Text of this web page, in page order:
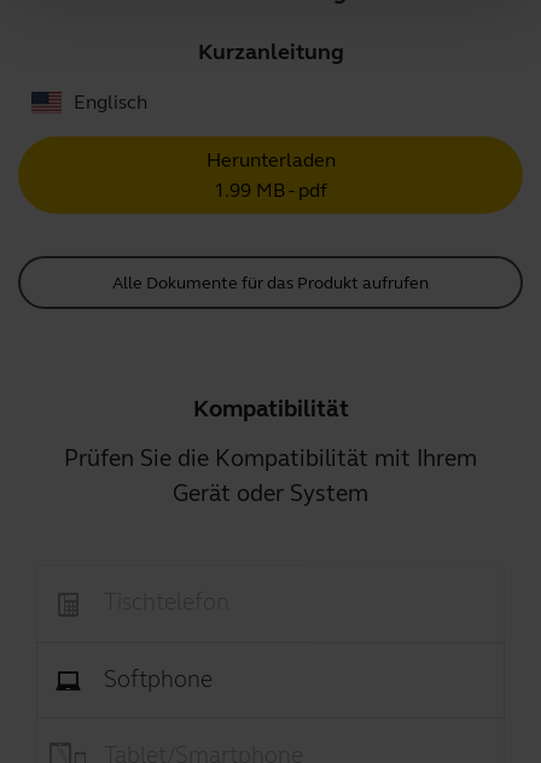
Kurzanleitung
Englisch
Herunterladen
1.99 MB - pdf
Alle Dokumente für das Produkt aufrufen
Kompatibilität
Prüfen Sie die Kompatibilität mit Ihrem
Gerät oder System
Softphone